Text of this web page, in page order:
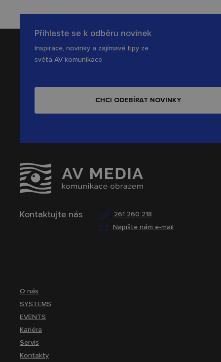
Kontaktujte nás
261 260 218
Napište nám e-mail
Přihlaste se k odběru novinek
Inspirace, novinky a zajímavé tipy ze
světa AV komunikace
CHCI ODEBÍRAT NOVINKY
O nás
SYSTEMS
EVENTS
Kariéra
Servis
Kontakty